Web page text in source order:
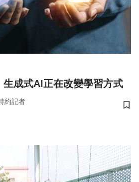
成式AI正在改變學習方式
約記者
儲